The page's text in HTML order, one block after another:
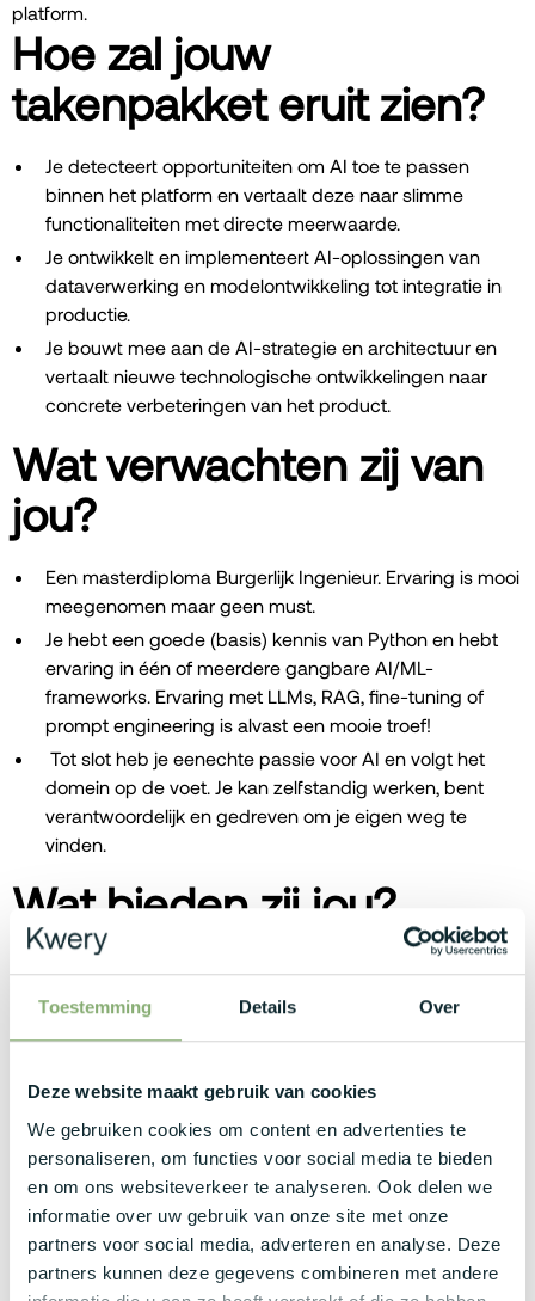
Toestemming Details Over
Deze website maakt gebruik van cookies
We gebruiken cookies om content en advertenties te
personaliseren, om functies voor social media te bieden
en om ons websiteverkeer te analyseren. Ook delen we
informatie over uw gebruik van onze site met onze
partners voor social media, adverteren en analyse. Deze
partners kunnen deze gegevens combineren met andere
platform.
Hoe zal jouw
takenpakket eruit zien?
Je detecteert opportuniteiten om AI toe te passen
binnen het platform en vertaalt deze naar slimme
functionaliteiten met directe meerwaarde.
Je ontwikkelt en implementeert AI-oplossingen van
dataverwerking en modelontwikkeling tot integratie in
productie.
Je bouwt mee aan de AI-strategie en architectuur en
vertaalt nieuwe technologische ontwikkelingen naar
concrete verbeteringen van het product.
Wat verwachten zij van
jou?
Een masterdiploma Burgerlijk Ingenieur. Ervaring is mooi
meegenomen maar geen must.
Je hebt een goede (basis) kennis van Python en hebt
ervaring in één of meerdere gangbare AI/ML-
frameworks. Ervaring met LLMs, RAG, fine-tuning of
prompt engineering is alvast een mooie troef!
Tot slot heb je eenechte passie voor AI en volgt het
domein op de voet. Je kan zelfstandig werken, bent
verantwoordelijk en gedreven om je eigen weg te
vinden.
Wat bieden zij jou?
afhankelijk van jouw ervaring en kennis.
past!
Daarbovenop krijg je een volledige waaier aan
extralegale voordelen zoals maaltijdcheques,
verzekeringen, GSM, abonnement en een mooie
nettovergoeding. Extra's die echt het verschil maken!
Een mooie work-life balance dankzij flexibele, tot 2
dagen thuiswerk en 32 vakantiedagen om op tijd en
stond even uit te blazen.